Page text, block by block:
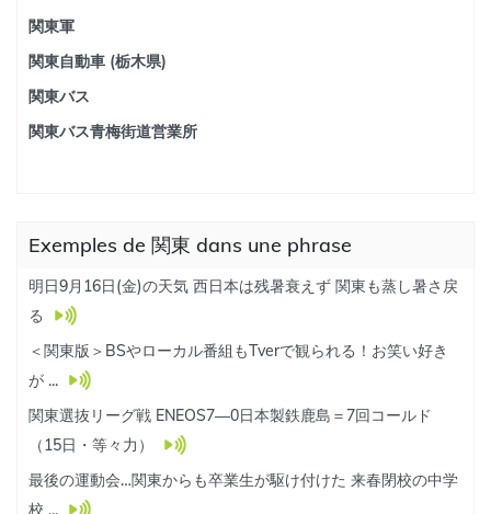
関東軍
関東自動車 (栃木県)
関東バス
関東バス青梅街道営業所
Exemples de 関東 dans une phrase
明日9月16日(金)の天気 西日本は残暑衰えず 関東も蒸し暑さ戻
る
＜関東版＞BSやローカル番組もTverで観られる！お笑い好き
が ...
関東選抜リーグ戦 ENEOS7―0日本製鉄鹿島＝7回コールド
（15日・等々力）
最後の運動会…関東からも卒業生が駆け付けた 来春閉校の中学
校 ...